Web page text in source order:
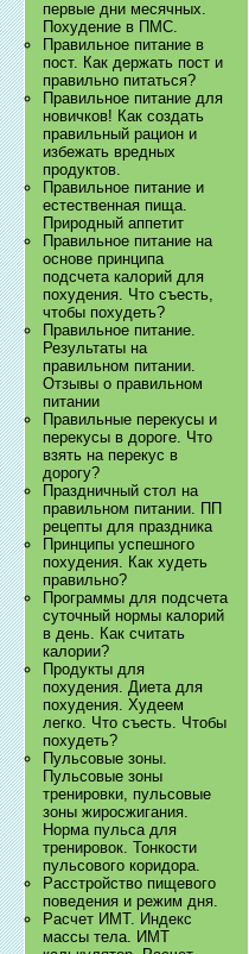
первые дни месячных.
Похудение в ПМС.
Правильное питание в
пост. Как держать пост и
правильно питаться?
Правильное питание для
новичков! Как создать
правильный рацион и
избежать вредных
продуктов.
Правильное питание и
естественная пища.
Природный аппетит
Правильное питание на
основе принципа
подсчета калорий для
похудения. Что съесть,
чтобы похудеть?
Правильное питание.
Результаты на
правильном питании.
Отзывы о правильном
питании
Правильные перекусы и
перекусы в дороге. Что
взять на перекус в
дорогу?
Праздничный стол на
правильном питании. ПП
рецепты для праздника
Принципы успешного
похудения. Как худеть
правильно?
Программы для подсчета
суточный нормы калорий
в день. Как считать
калории?
Продукты для
похудения. Диета для
похудения. Худеем
легко. Что съесть. Чтобы
похудеть?
Пульсовые зоны.
Пульсовые зоны
тренировки, пульсовые
зоны жиросжигания.
Норма пульса для
тренировок. Тонкости
пульсового коридора.
Расстройство пищевого
поведения и режим дня.
Расчет ИМТ. Индекс
массы тела. ИМТ